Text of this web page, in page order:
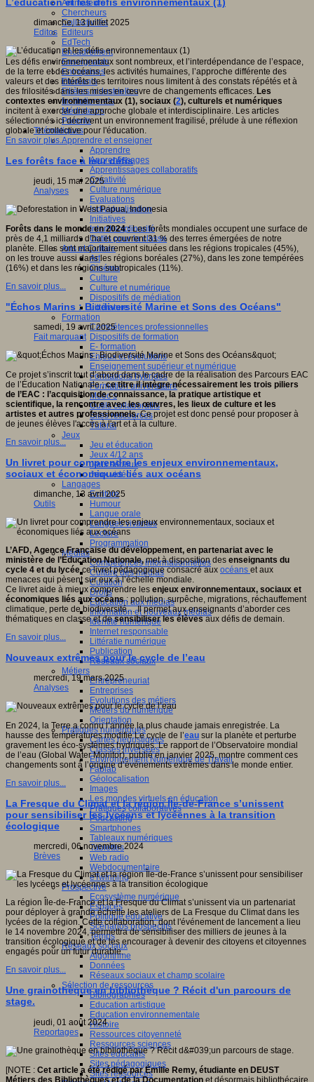
Animateurs
Chercheurs
Collectivités
Editeurs
EdTech
Encadrement
Enseignants
Entreprises
Etudiants
Filières industrielles
Institutionnels
Médiateurs
Parents
Thématiques
Apprendre et enseigner
Apprendre
Apprentissages
Apprentissages collaboratifs
Créativité
Culture numérique
Evaluations
Individualisation
Initiatives
Interdisciplinarité
Outils pour la classe
Arts et Culture
Art
Cinéma
Culture
Culture et numérique
Dispositifs de médiation
Littérature
Formation
Compétences professionnelles
Dispositifs de formation
E- formation
Enjeux et évolutions
Enseignement supérieur et numérique
Formations hybrides
Formation universitaire
Mooc’s
Outils collaboratifs
Sites ressources
Tutorat
Jeux
Jeu et éducation
Jeux 4/12 ans
Jeux sérieux
Jeux vidéo
Langages
Ecriture
Humour
Langue orale
Langues vivantes
Lecture
Programmation
Médias
Compétences informationnelles
Culture des médias
Curation
Droits
Education aux médias
Information et nouveaux médias
Identité numérique
Internet responsable
Littératie numérique
Publication
Réseaux sociaux
Métiers
Entrepreneuriat
Entreprises
Evolutions des métiers
Métiers du numérique
Orientation
Pratiques numériques
Cartes heuristiques
Classes inversées
Environnement Numérique de Travail
Fablab
Géolocalisation
Images
Les mondes virtuels en éducation
Pratiques collaboratives
Podcasting
Smartphones
Tableaux numériques
Tablettes
Web radio
Webdocumentaire
eTwinning
Prospective
Ecosystème numérique
Espaces
Politique éducative
Scénarios prospectifs
Temps
Réseaux sociaux
Algorithme
Données
Réseaux sociaux et champ scolaire
Sélection de ressources
Bibliographies
Education artistique
Education environnementale
Histoire
Ressources citoyenneté
Ressources sciences
Sites éducatifs
Sites pédagogiques
Sites ressources
dimanche, 13 juillet 2025
Editos
Les défis environnementaux sont nombreux, et l’interdépendance de l’espace,
de la terre et des océans, les activités humaines, l’approche différente des
valeurs et des intérêts des territoires nous limitent à des constats répétés et à
des frilosités dans les mises en œuvre de changements efficaces. Les
contextes environnementaux (1), sociaux (2), culturels et numériques
incitent à exercer une approche globale et interdisciplinaire. Les articles
sélectionnés ici décrivent un environnement fragilisé, prélude à une réflexion
globale et collective pour l'éducation.
En savoir plus...
Les forêts face à leur défis
jeudi, 15 mai 2025
Analyses
Forêts dans le monde en 2024 :Les forêts mondiales occupent une surface de
près de 4,1 milliards d’ha et couvrent 31 % des terres émergées de notre
planète. Elles sont majoritairement situées dans les régions tropicales (45%),
on les trouve aussi dans les régions boréales (27%), dans les zone tempérées
(16%) et dans les régions subtropicales (11%).
En savoir plus...
"Échos Marins : Biodiversité Marine et Sons des Océans"
samedi, 19 avril 2025
Fait marquant
Ce projet s’inscrit tout d’abord dans le cadre de la réalisation des Parcours EAC
de l’Éducation Nationale ;ce titre il intègre nécessairement les trois piliers
de l’EAC : l’acquisition de connaissance, la pratique artistique et
scientifique, la rencontre avec les œuvres, les lieux de culture et les
artistes et autres professionnels.Ce projet est donc pensé pour proposer à
de jeunes élèves l'accès à l'art et à la culture.
En savoir plus...
Un livret pour comprendre les enjeux environnementaux,
sociaux et économiques liés aux océans
dimanche, 13 avril 2025
Outils
L’AFD, Agence Française du développement, en partenariat avec le
ministère de l’Éducation Nationale,met à disposition des enseignants du
cycle 4 et du lycéece livret pédagogique consacré aux océans et aux
menaces qui pèsent sur eux à l’échelle mondiale.
Ce livret aide à mieux comprendre les enjeux environnementaux, sociaux et
économiques liés aux océans: pollution, surpêche, migrations, réchauffement
climatique, perte de biodiversité… Il permet aux enseignants d’aborder ces
thématiques en classe et desensibiliser les élèvesaux défis de demain.
En savoir plus...
Nouveaux extrêmes pour le cycle de l’eau
mercredi, 19 mars 2025
Analyses
En 2024, la Terre a connu l’année la plus chaude jamais enregistrée. La
hausse des températures modifie Le cycle de l’eau sur la planète et perturbe
gravement les éco-systèmes hydriques. Le rapport de l’Observatoire mondial
de l’eau (Global Water Monitor), publié en janvier 2025, montre comment ces
changements sont à l’origine d’événements extrêmes dans le monde entier.
En savoir plus...
La Fresque du Climat et la région Île-de-France s’unissent
pour sensibiliser les lycéens et lycéennes à la transition
écologique
mercredi, 06 novembre 2024
Brèves
La région Île-de-France et la Fresque du Climat s’unissent via un partenariat
pour déployer à grande échelle les ateliers de La Fresque du Climat dans les
lycées de la région. Cette collaboration, dont l'événement de lancement a lieu
le 14 novembre 2024, permettra de sensibiliser des milliers de jeunes à la
transition écologique et de les encourager à devenir des citoyens et citoyennes
engagés pour un futur durable.
En savoir plus...
Une grainothèque en bibliothèque ? Récit d'un parcours de
stage.
jeudi, 01 août 2024
Reportages
[NOTE : Cet article a été rédigé par Émilie Remy, étudiante en DEUST
Métiers des Bibliothèques et de la Documentation et désormais bibliothécaire